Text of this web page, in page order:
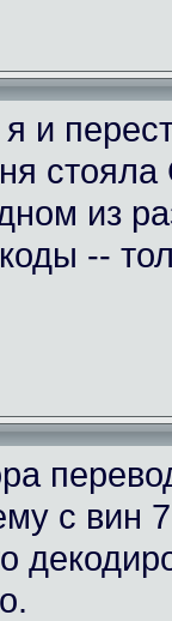
и
стояла
из
--
с вин